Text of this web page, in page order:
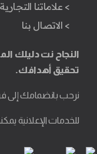
> علاماتنا التجارية
> الاتصال بنا
النجاح نت دليلك
تحقيق أهدافك.
نرحب بانضمامك إلى
للخدمات الإعلانية